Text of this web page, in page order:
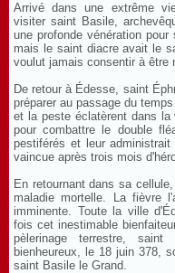
Arrivé dans une extrême
visiter saint Basile,
une profonde vénération
mais le saint diacre avait le
voulut jamais consentir à être
De retour à Édesse, saint
préparer au passage du
et la peste éclatèrent dans
pour combattre le double
pestiférés et leur
vaincue après trois mois
En retournant dans sa
maladie mortelle. La fièvre
imminente. Toute la ville
fois cet inestimable
pèlerinage terrestre,
bienheureux, le 18 juin 378,
saint Basile le Grand.